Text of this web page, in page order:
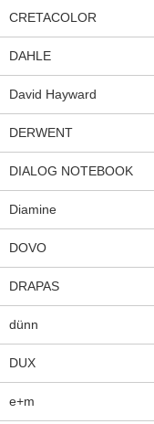
CRETACOLOR
DAHLE
David Hayward
DERWENT
DIALOG NOTEBOOK
Diamine
DOVO
DRAPAS
dünn
DUX
e+m